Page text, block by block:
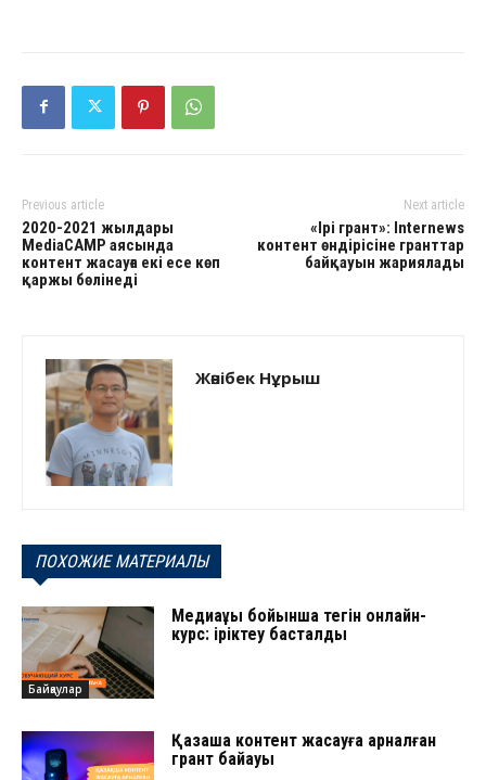
Previous article
2020-2021 жылдары
MediaCAMP аясында
контент жасауға екі есе көп
қаржы бөлінеді
Next article
«Ірі грант»: Internews
контент өндірісіне гранттар
байқауын жариялады
Жәнібек Нұрыш
ПОХОЖИЕ МАТЕРИАЛЫ
Байқаулар
Медиақұқық бойынша тегін онлайн-
курс: іріктеу басталды
Қазақша контент жасауға арналған
грант байқауы